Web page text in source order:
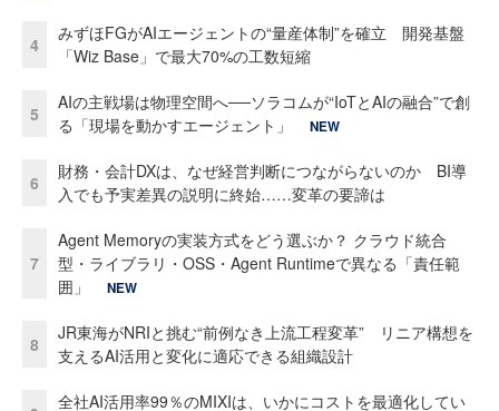
4
みずほFGがAIエージェントの“量産体制”を確立 開発基盤
「Wiz Base」で最大70%の工数短縮
5
AIの主戦場は物理空間へ──ソラコムが“IoTとAIの融合”で創
る「現場を動かすエージェント」
NEW
6
財務・会計DXは、なぜ経営判断につながらないのか BI導
入でも予実差異の説明に終始……変革の要諦は
7
Agent Memoryの実装方式をどう選ぶか？ クラウド統合
型・ライブラリ・OSS・Agent Runtimeで異なる「責任範
囲」
NEW
8
JR東海がNRIと挑む“前例なき上流工程変革” リニア構想を
支えるAI活用と変化に適応できる組織設計
全社AI活用率99％のMIXIは、いかにコストを最適化してい